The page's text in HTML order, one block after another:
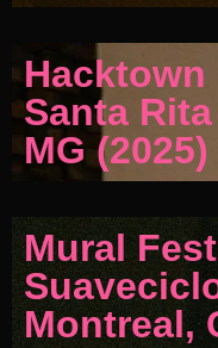
Hacktown
Santa
MG (2025)
Mural
Montreal,